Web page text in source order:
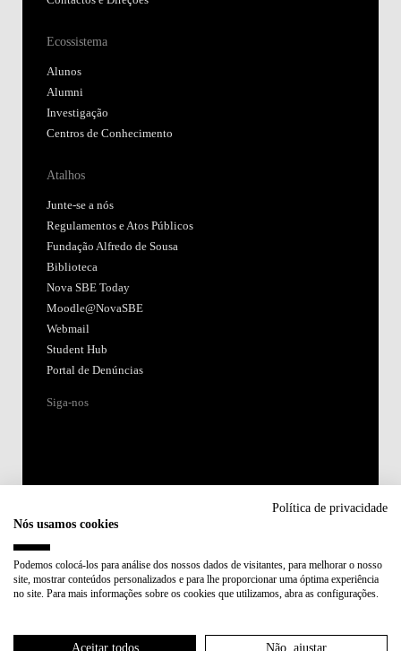
Ecossistema
Alunos
Alumni
Investigação
Centros de Conhecimento
Atalhos
Junte-se a nós
Regulamentos e Atos Públicos
Fundação Alfredo de Sousa
Biblioteca
Nova SBE Today
Moodle@NovaSBE
Webmail
Student Hub
Portal de Denúncias
Siga-nos
Membro de:
Política de privacidade
Nós usamos cookies
Podemos colocá-los para análise dos nossos dados de visitantes, para melhorar o nosso
site, mostrar conteúdos personalizados e para lhe proporcionar uma óptima experiência
no site. Para mais informações sobre os cookies que utilizamos, abra as configurações.
Aceitar todos Não, ajustar